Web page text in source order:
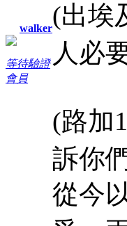
walker
等待驗證
會員
(出埃
人必
(路加
訴你
從今